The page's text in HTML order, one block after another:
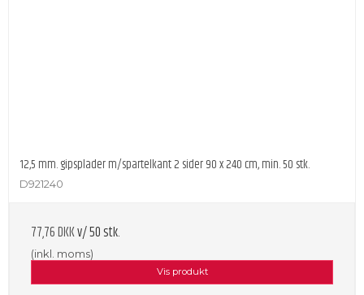
12,5 mm. gipsplader m/spartelkant 2 sider 90 x 240 cm, min. 50 stk.
D921240
77,76 DKKv/ 50 stk.
(inkl. moms)
Vis produkt